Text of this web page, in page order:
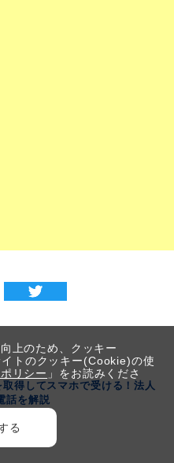
得してスマホで受ける！法人
話を解説
上のため、クッキー
トのクッキー(Cookie)の使
リシー 」をお読みくださ
る